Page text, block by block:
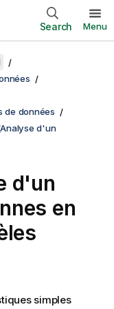
Search Menu
de données
d'un
d'un
en
simples